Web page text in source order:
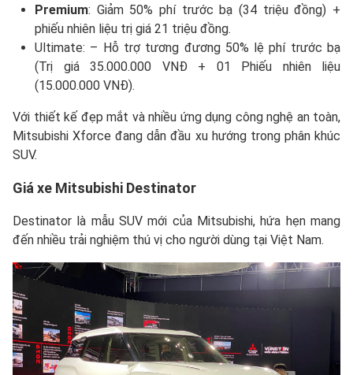
Premium: Giảm 50% phí trước bạ (34 triệu đồng) +
phiếu nhiên liệu trị giá 21 triệu đồng.
Ultimate: – Hỗ trợ tương đương 50% lệ phí trước bạ
(Trị giá 35.000.000 VNĐ + 01 Phiếu nhiên liệu
(15.000.000 VNĐ).
Với thiết kế đẹp mắt và nhiều ứng dụng công nghệ an toàn,
Mitsubishi Xforce đang dẫn đầu xu hướng trong phân khúc
SUV.
Giá xe Mitsubishi Destinator
Destinator là mẫu SUV mới của Mitsubishi, hứa hẹn mang
đến nhiều trải nghiệm thú vị cho người dùng tại Việt Nam.